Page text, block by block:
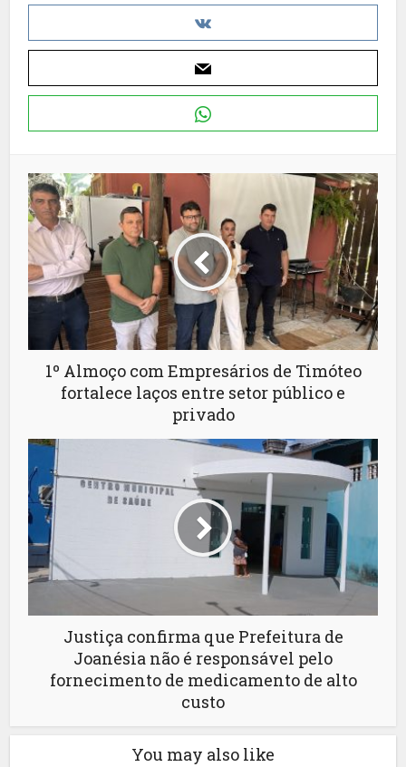
1º Almoço com Empresários de Timóteo
fortalece laços entre setor público e
privado
Justiça confirma que Prefeitura de
Joanésia não é responsável pelo
fornecimento de medicamento de alto
custo
You may also like